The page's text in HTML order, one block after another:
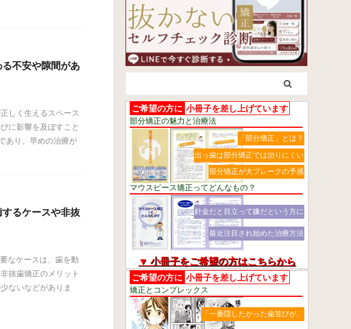
不安や隙間があ
しく生えるスペース
に影響を及ぼすこと
あり、早めの治療が
るケースや非抜
なケースは、歯を動
抜歯矯正のメリット
ないなどがありま
ご希望の方に 小冊子を差し上げています
部分矯正の魅力と治療法
「部分矯正」とは？
出っ歯は部分矯正では治りにくい
部分矯正が大ブレークの予感
マウスピース矯正ってどんなもの？
針金だと目立って嫌だという方に
最近注目され始めた治療方法
▼ 小冊子をご希望の方はこちらから
ご希望の方に 小冊子を差し上げています
矯正とコンプレックス
「一番隠したかった歯並びが、